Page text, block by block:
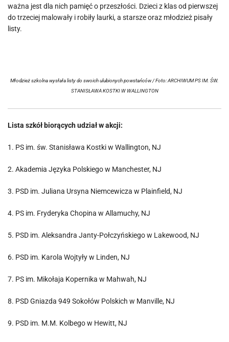
ważna jest dla nich pamięć o przeszłości. Dzieci z klas od pierwszej
do trzeciej malowały i robiły laurki, a starsze oraz młodzież pisały
listy.
Młodzież szkolna wysłała listy do swoich ulubionych powstańców / Foto: ARCHIWUM PS IM. ŚW.
STANISŁAWA KOSTKI W WALLINGTON
Lista szkół biorących udział w akcji:
1. PS im. św. Stanisława Kostki w Wallington, NJ
2. Akademia Języka Polskiego w Manchester, NJ
3. PSD im. Juliana Ursyna Niemcewicza w Plainfield, NJ
4. PS im. Fryderyka Chopina w Allamuchy, NJ
5. PSD im. Aleksandra Janty-Połczyńskiego w Lakewood, NJ
6. PSD im. Karola Wojtyły w Linden, NJ
7. PS im. Mikołaja Kopernika w Mahwah, NJ
8. PSD Gniazda 949 Sokołów Polskich w Manville, NJ
9. PSD im. M.M. Kolbego w Hewitt, NJ